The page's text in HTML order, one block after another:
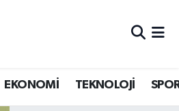
EKONOMİ TEKNOLOJİ